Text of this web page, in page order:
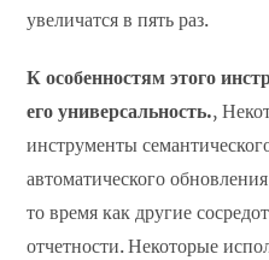
увеличатся в пять раз.
К особенностям этого
его универсальность.,
инструменты
автоматического
то время как другие
отчетности. Некоторые